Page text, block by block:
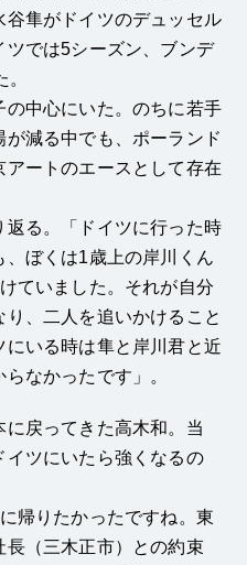
隼がドイツのデュッセル
ツでは5シーズン、ブンデ
中心にいた。のちに若手
減る中でも、ポーランド
アートのエースとして存在
る。「ドイツに行った時
、ぼくは1歳上の岸川くん
ていました。それが自分
、二人を追いかけること
いる時は隼と岸川君と近
なかったです」。
に戻ってきた高木和。当
イツにいたら強くなるの
帰りたかったですね。東
（三木正市）との約束